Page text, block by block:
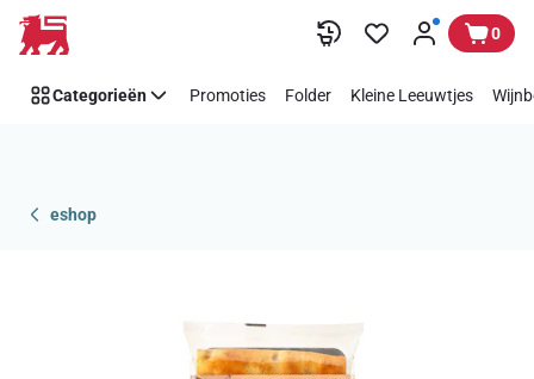
Overslaan 0
Categorieën Promoties Folder Kleine Leeuwtjes
eshop